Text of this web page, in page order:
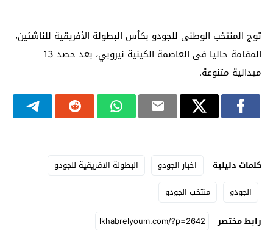
توج المنتخب الوطنى للجودو بكأس البطولة الأفريقية للناشئين،
المقامة حاليا فى العاصمة الكينية نيروبي، بعد حصد 13
ميدالية متنوعة.
كلمات دليلية اخبار الجودو
البطولة الافريقية للجودو
الجودو
منتخب الجودو
رابط مختصر